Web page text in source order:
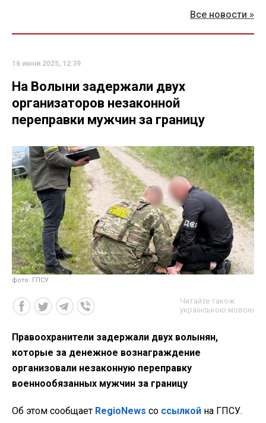
Все новости »
16 июня 2025, 12:39
На Волыни задержали двух
организаторов незаконной
переправки мужчин за границу
фото: ГПСУ
Читайте також
українською мовою
Правоохранители задержали двух волынян,
которые за денежное вознаграждение
организовали незаконную переправку
военнообязанных мужчин за границу
Об этом сообщает RegioNews со ссылкой на ГПСУ.